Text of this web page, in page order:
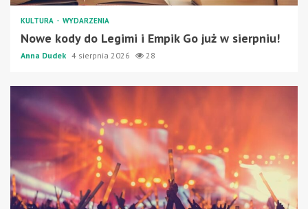
KULTURA WYDARZENIA
Nowe kody do Legimi i Empik Go już w sierpniu!
Anna Dudek 4 sierpnia 2026 28